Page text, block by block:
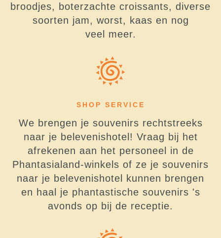
broodjes, boterzachte croissants, diverse
soorten jam, worst, kaas en nog
veel meer.
SHOP SERVICE
We brengen je souvenirs rechtstreeks
naar je belevenishotel! Vraag bij het
afrekenen aan het personeel in de
Phantasialand-winkels of ze je souvenirs
naar je belevenishotel kunnen brengen
en haal je phantastische souvenirs 's
avonds op bij de receptie.